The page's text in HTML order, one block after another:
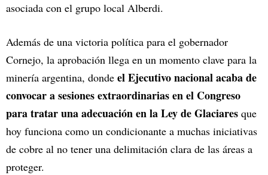
asociada con el grupo local Alberdi.
Además de una victoria política para el gobernador
Cornejo, la aprobación llega en un momento clave para la
minería argentina, donde el Ejecutivo nacional acaba de
convocar a sesiones extraordinarias en el Congreso
para tratar una adecuación en la Ley de Glaciares que
hoy funciona como un condicionante a muchas iniciativas
de cobre al no tener una delimitación clara de las áreas a
proteger.